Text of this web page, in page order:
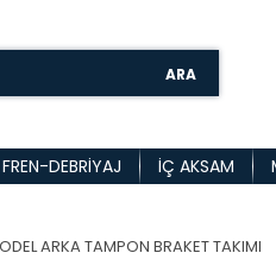
ARA
FREN-DEBRIYAJ İÇ AKSAM
ARKA TAMPON BRAKET TAKIMI